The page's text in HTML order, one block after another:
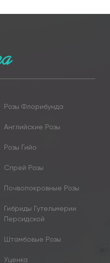
Розы Флорибунда
Английские Розы
Розы Гийо
Спрей Розы
Почвопокровные Розы
Гибриды Гутельмерии
Персидской
Штамбовые Розы
Уценка